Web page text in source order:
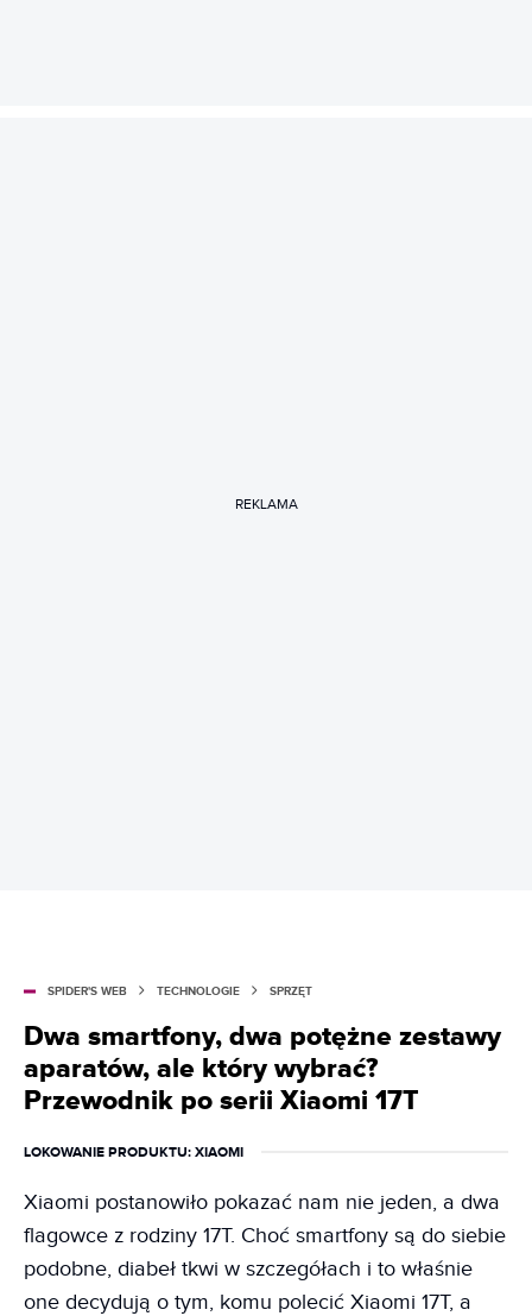
REKLAMA
SPIDER'S WEB TECHNOLOGIE SPRZĘT
Dwa smartfony, dwa potężne zestawy
aparatów, ale który wybrać?
Przewodnik po serii Xiaomi 17T
LOKOWANIE PRODUKTU: XIAOMI
Xiaomi postanowiło pokazać nam nie jeden, a dwa
flagowce z rodziny 17T. Choć smartfony są do siebie
podobne, diabeł tkwi w szczegółach i to właśnie
one decydują o tym, komu polecić Xiaomi 17T, a